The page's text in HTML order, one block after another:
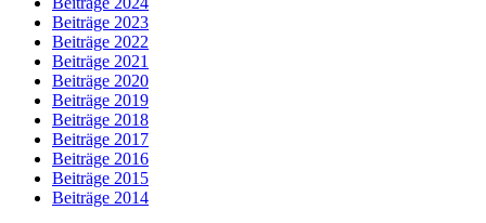
Beiträge 2023
Beiträge 2022
Beiträge 2021
Beiträge 2020
Beiträge 2019
Beiträge 2018
Beiträge 2017
Beiträge 2016
Beiträge 2015
Beiträge 2014